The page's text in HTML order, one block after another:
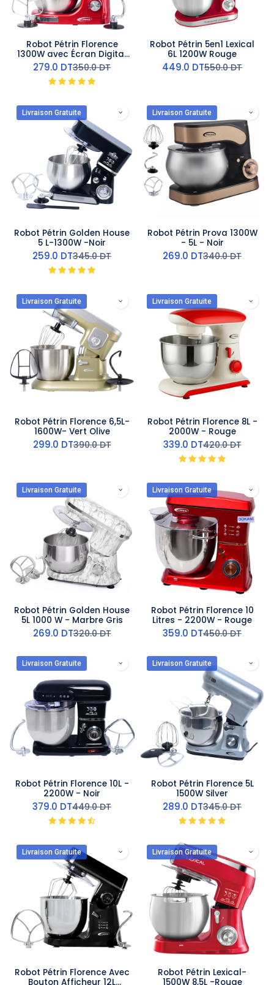
Robot Pétrin Florence
1300W avec Écran Digital
et Bol 5L - Rouge
279.0 DT350.0DT
Robot Pétrin 5en1 Lexical
6L 1200W Rouge
449.0 DT550.0DT
Livraison Gratuite
Robot Pétrin Golden House
5 L-1300W -Noir
259.0 DT345.0DT
Livraison Gratuite
Robot Pétrin Prova 1300W
- 5L - Noir
269.0 DT340.0DT
Livraison Gratuite
Robot Pétrin Florence 6,5L-
1600W- Vert Olive
299.0 DT390.0DT
Livraison Gratuite
Robot Pétrin Florence 8L -
2000W - Rouge
339.0 DT420.0DT
Livraison Gratuite
Robot Pétrin Golden House
5L 1000 W - Marbre Gris
269.0 DT320.0DT
Livraison Gratuite
Robot Pétrin Florence 10
Litres - 2200W - Rouge
359.0 DT450.0DT
Livraison Gratuite
Robot Pétrin Florence 10L -
2200W - Noir
379.0 DT449.0DT
Livraison Gratuite
Robot Pétrin Florence 5L
1500W Silver
289.0 DT345.0DT
Livraison Gratuite
Robot Pétrin Florence Avec
Bouton Afficheur 12L
Livraison Gratuite
Robot Pétrin Lexical-
1500W 8,5L -Rouge